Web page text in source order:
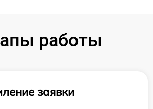
работы
заявки